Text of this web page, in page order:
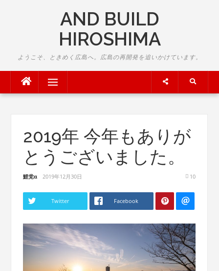
AND BUILD
HIROSHIMA
ようこそ、ときめく広島へ。広島の再開発を追いかけています。
Menu
2019年 今年もありが
とうございました。
鯉党α 2019年12月30日 10
Twitter Facebook